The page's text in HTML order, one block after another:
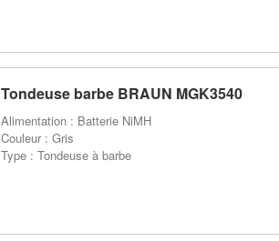
Tondeuse barbe BRAUN MGK3540
Alimentation : Batterie NiMH
Couleur : Gris
Type : Tondeuse à barbe